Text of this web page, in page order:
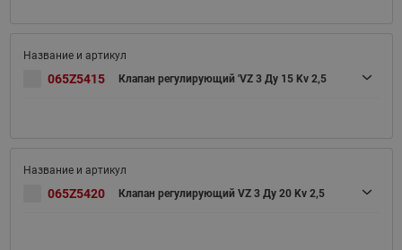
065Z5415 Клапан регулирующий 'VZ 3 Ду 15 Kv 2,5
065Z5420 Клапан регулирующий VZ 3 Ду 20 Kv 2,5